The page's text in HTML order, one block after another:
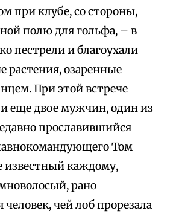
при клубе, со стороны,
полю для гольфа, – в
пестрели и благоухали
растения, озаренные
При этой встрече
еще двое мужчин, один из
прославившийся
Том
известный каждому,
рано
чей лоб прорезала